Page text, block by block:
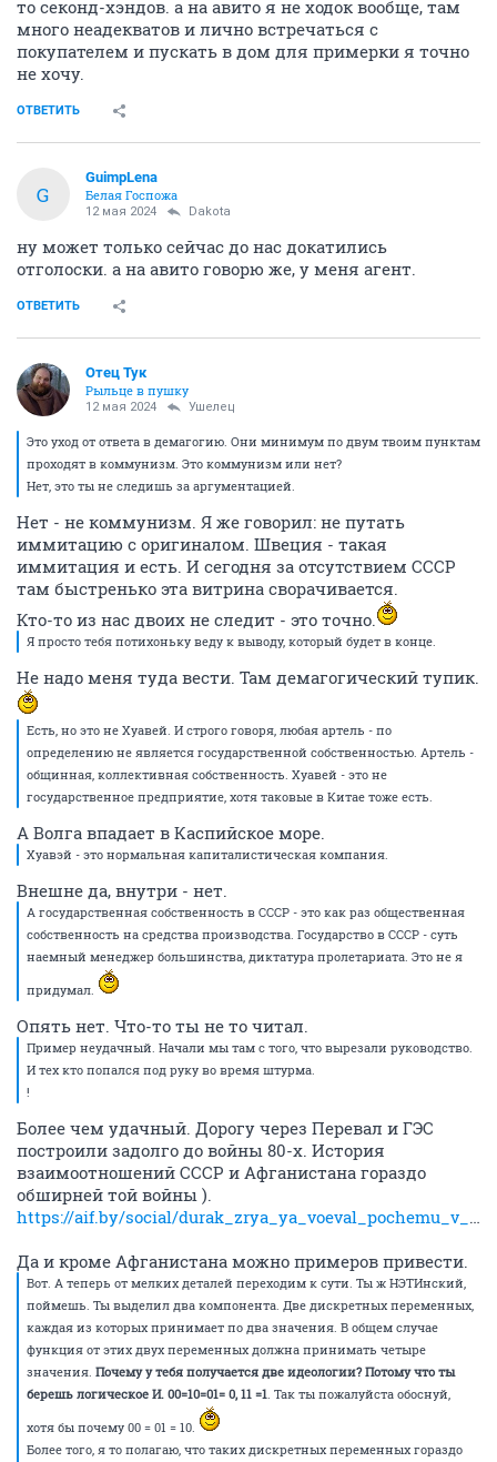
то секонд-хэндов. а на авито я не ходок вообще, там
много неадекватов и лично встречаться с
покупателем и пускать в дом для примерки я точно
не хочу.
ОТВЕТИТЬ
G
GuimpLena
Белая Госпожа
12 мая 2024 Dаkota
ну может только сейчас до нас докатились
отголоски. а на авито говорю же, у меня агент.
ОТВЕТИТЬ
Отец Тук
Рыльце в пушку
12 мая 2024 Ушелец
Это уход от ответа в демагогию. Они минимум по двум твоим пунктам
проходят в коммунизм. Это коммунизм или нет?
Нет, это ты не следишь за аргументацией.
Нет - не коммунизм. Я же говорил: не путать
иммитацию с оригиналом. Швеция - такая
иммитация и есть. И сегодня за отсутствием СССР
там быстренько эта витрина сворачивается.
Кто-то из нас двоих не следит - это точно.
Я просто тебя потихоньку веду к выводу, который будет в конце.
Не надо меня туда вести. Там демагогический тупик.
Есть, но это не Хуавей. И строго говоря, любая артель - по
определению не является государственной собственностью. Артель -
общинная, коллективная собственность. Хуавей - это не
государственное предприятие, хотя таковые в Китае тоже есть.
А Волга впадает в Каспийское море.
Хуавэй - это нормальная капиталистическая компания.
Внешне да, внутри - нет.
А государственная собственность в СССР - это как раз общественная
собственность на средства производства. Государство в СССР - суть
наемный менеджер большинства, диктатура пролетариата. Это не я
придумал.
Опять нет. Что-то ты не то читал.
Пример неудачный. Начали мы там с того, что вырезали руководство.
И тех кто попался под руку во время штурма.
!
Более чем удачный. Дорогу через Перевал и ГЭС
построили задолго до войны 80-х. История
взаимоотношений СССР и Афганистана гораздо
обширней той войны ).
https://aif.by/social/durak_zrya_ya_voeval_pochemu_v_afganistane_do_sih_por_lyubyat_shuravi
Да и кроме Афганистана можно примеров привести.
Вот. А теперь от мелких деталей переходим к сути. Ты ж НЭТИнский,
поймешь. Ты выделил два компонента. Две дискретных переменных,
каждая из которых принимает по два значения. В общем случае
функция от этих двух переменных должна принимать четыре
значения. Почему у тебя получается две идеологии?Потому что ты
берешь логическое И. 00=10=01= 0, 11 =1. Так ты пожалуйста обоснуй,
хотя бы почему 00 = 01 = 10.
Более того, я то полагаю, что таких дискретных переменных гораздо